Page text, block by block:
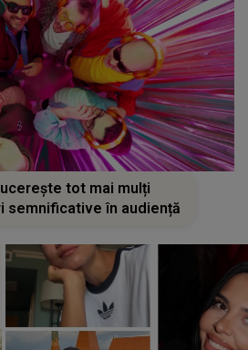
tot mai mulți
semnificative în audiență